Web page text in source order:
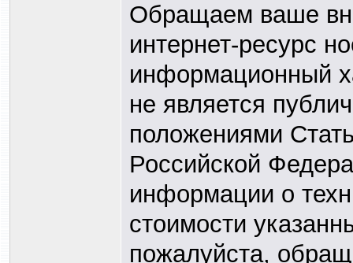
Обращаем ваше
интернет-ресурс
информационный
не является
положениями
Российской
информации о
стоимости
пожалуйста,